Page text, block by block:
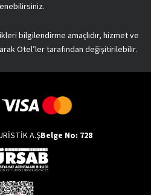
bilgilendirme amaçlıdır, hizmet ve
Otel’ler tarafından değişitirilebilir.
A.ŞBelge No: 728